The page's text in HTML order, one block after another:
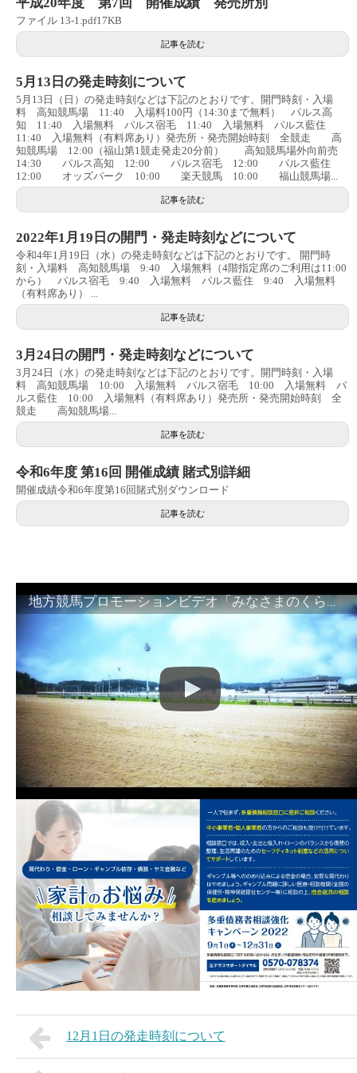
ファイル 13-1.pdf17KB
記事を読む
5月13日の発走時刻について
5月13日（日）の発走時刻などは下記のとおりです。開門時刻・入場
料 高知競馬場 11:40 入場料100円（14:30まで無料） パルス高
知 11:40 入場無料 パルス宿毛 11:40 入場無料 パルス藍住
11:40 入場無料（有料席あり）発売所・発売開始時刻 全競走 高
知競馬場 12:00（福山第1競走発走20分前） 高知競馬場外向前売
14:30 パルス高知 12:00 パルス宿毛 12:00 パルス藍住
12:00 オッズパーク 10:00 楽天競馬 10:00 福山競馬場...
記事を読む
2022年1月19日の開門・発走時刻などについて
令和4年1月19日（水）の発走時刻などは下記のとおりです。 開門時
刻・入場料 高知競馬場 9:40 入場無料（4階指定席のご利用は11:00
から） パルス宿毛 9:40 入場無料 パルス藍住 9:40 入場無料
（有料席あり） ...
記事を読む
3月24日の開門・発走時刻などについて
3月24日（水）の発走時刻などは下記のとおりです。開門時刻・入場
料 高知競馬場 10:00 入場無料 パルス宿毛 10:00 入場無料 パ
ルス藍住 10:00 入場無料（有料席あり）発売所・発売開始時刻 全
競走 高知競馬場...
記事を読む
令和6年度 第16回 開催成績 賭式別詳細
開催成績令和6年度第16回賭式別ダウンロード
記事を読む
地方競馬プロモーションビデオ「みなさまのくらしのために」30秒篇｜NAR公式
12月1日の発走時刻について